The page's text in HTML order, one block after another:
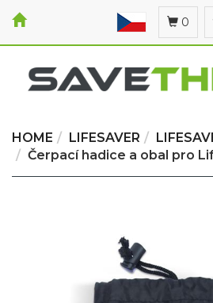
0
HOME LIFESAVER
Čerpací hadice a obal pro